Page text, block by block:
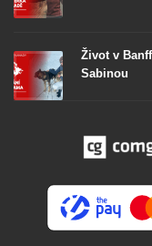
Život v
Sabinou